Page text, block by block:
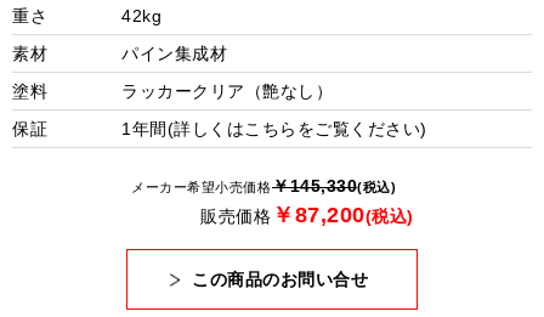
重さ
42kg
素材
パイン集成材
塗料
ラッカークリア（艶なし）
保証
1年間(詳しくはこちら をご覧ください)
メーカー希望小売価格￥145,330(税込)
販売価格 ￥87,200(税込)
この商品のお問い合せ